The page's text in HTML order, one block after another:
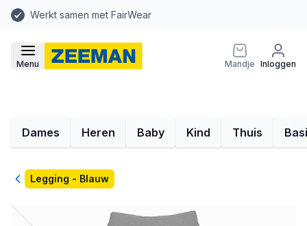
Werkt samen met FairWear
Menu Mandje Inloggen
Dames Heren Baby Kind Thuis
TerugLegging - Blauw